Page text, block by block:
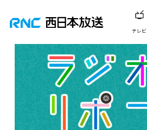
テレビ